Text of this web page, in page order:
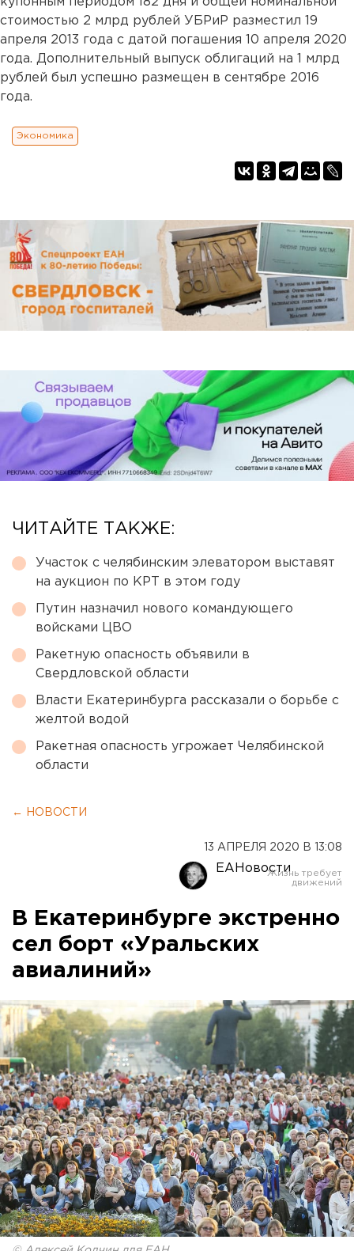
стоимостью 2 млрд рублей УБРиР разместил 19
апреля 2013 года с датой погашения 10 апреля 2020
года. Дополнительный выпуск облигаций на 1 млрд
рублей был успешно размещен в сентябре 2016
года.
Экономика
ЧИТАЙТЕ ТАКЖЕ:
Участок с челябинским элеватором выставят
на аукцион по КРТ в этом году
Путин назначил нового командующего
войсками ЦВО
Ракетную опасность объявили в
Свердловской области
Власти Екатеринбурга рассказали о борьбе с
желтой водой
Ракетная опасность угрожает Челябинской
области
← НОВОСТИ
13 АПРЕЛЯ 2020 В 13:08
ЕАНовости
В Екатеринбурге экстренно
сел борт «Уральских
авиалиний»